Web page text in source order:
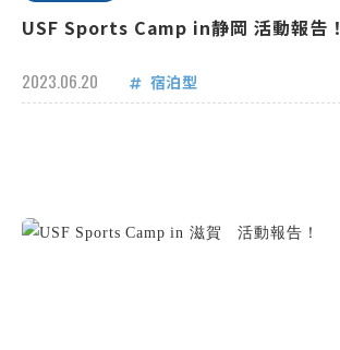
USF Sports Camp in静岡 活動報告！
2023.06.20 宿泊型